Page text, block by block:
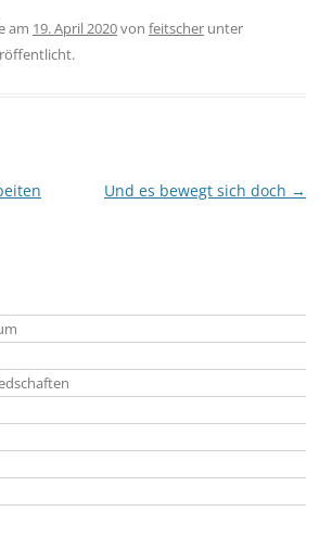
am 19. April 2020von feitscher unter
Und es bewegt sich doch →